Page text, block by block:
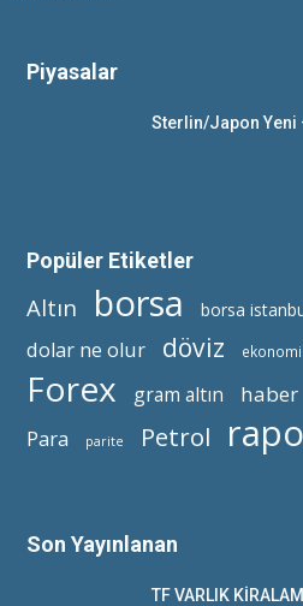
Piyasalar
Sterlin/Japon Yeni
Popüler Etiketler
Altın borsa borsa
dolar ne olur döviz ekonomi
Forex gram altın haber
Para parite Petrol
Son Yayınlanan
TF VARLIK